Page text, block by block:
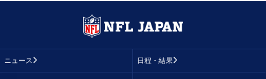
ニュース 日程・結果